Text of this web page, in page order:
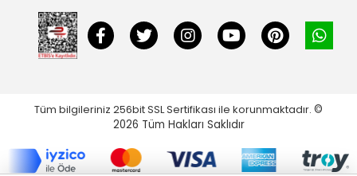
Tüm bilgileriniz 256bit SSL Sertifikası ile korunmaktadır. ©
2026 Tüm Hakları Saklıdır